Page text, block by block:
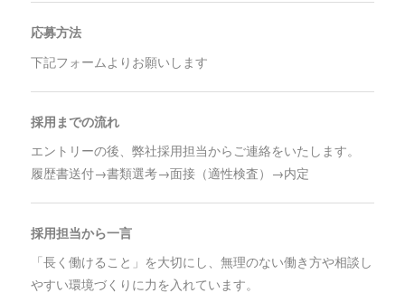
応募方法
下記フォームよりお願いします
採用までの流れ
エントリーの後、弊社採用担当からご連絡をいたします。
履歴書送付→書類選考→面接（適性検査）→内定
採用担当から一言
「長く働けること」を大切にし、無理のない働き方や相談し
やすい環境づくりに力を入れています。